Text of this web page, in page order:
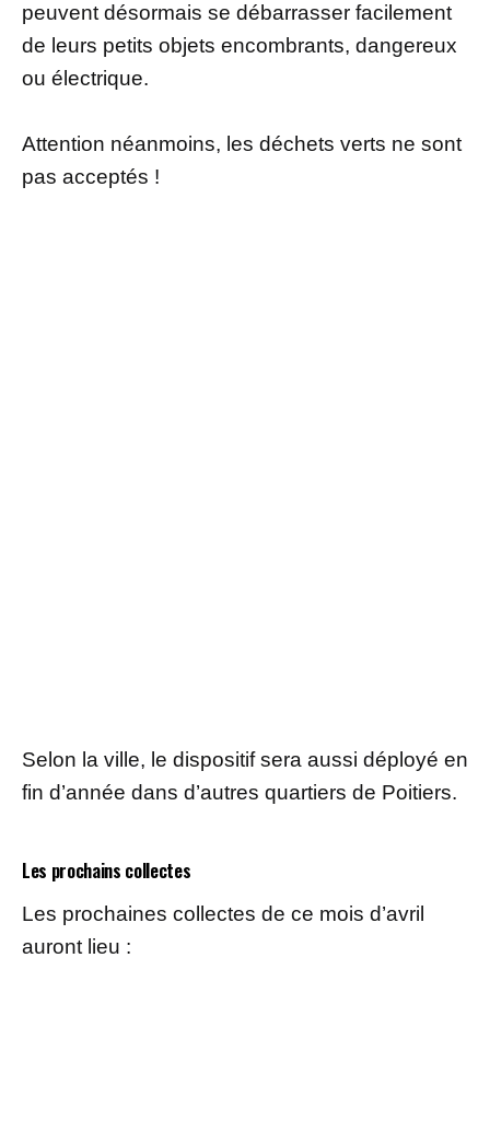
peuvent désormais se débarrasser facilement
de leurs petits objets encombrants, dangereux
ou électrique.
Attention néanmoins, les déchets verts ne sont
pas acceptés !
Selon la ville, le dispositif sera aussi déployé en
fin d’année dans d’autres quartiers de Poitiers.
Les prochains collectes
Les prochaines collectes de ce mois d’avril
auront lieu :